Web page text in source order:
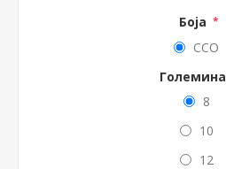
Боја *
CCO
Големина
8
10
12